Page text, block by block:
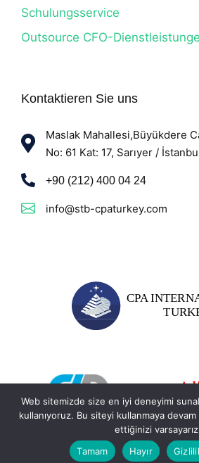
Schulungsservice
Outsource CFO-
Kontaktieren Sie uns
Maslak Mahallesi,Büyükdere
No: 61 Kat: 17, Sarıyer /
+90 (212) 400 04 24
info@stb-cpaturkey.com
Web sitemizde size en iyi deneyimi
kullanıyoruz. Bu siteyi kullanmaya
ettiğinizi
Tamam
Hayır